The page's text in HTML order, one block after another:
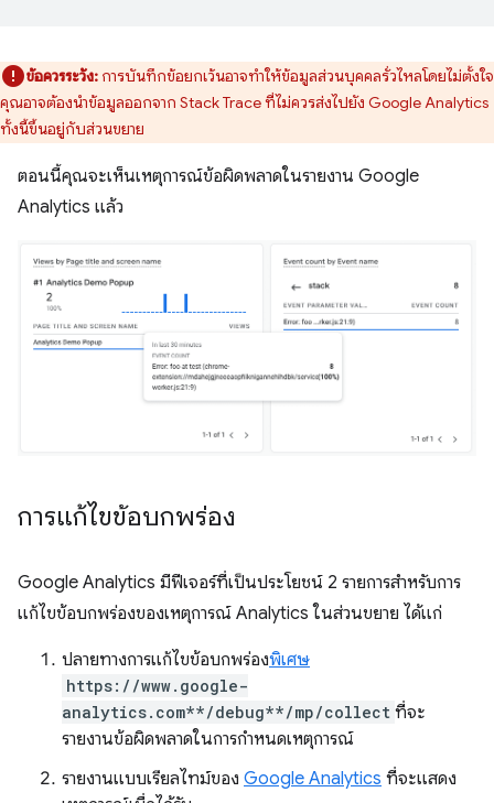
ข้อควรระวัง: การบันทึกข้อยกเว้นอาจทำให้ข้อมูลส่วนบุคคลรั่วไหลโดยไม่ตั้งใจ
คุณอาจต้องนำข้อมูลออกจาก Stack Trace ที่ไม่ควรส่งไปยัง Google Analytics
ทั้งนี้ขึ้นอยู่กับส่วนขยาย
ตอนนี้คุณจะเห็นเหตุการณ์ข้อผิดพลาดในรายงาน Google
Analytics แล้ว
การแก้ไขข้อบกพร่อง
Google Analytics มีฟีเจอร์ที่เป็นประโยชน์ 2 รายการสำหรับการ
แก้ไขข้อบกพร่องของเหตุการณ์ Analytics ในส่วนขยาย ได้แก่
ปลายทางการแก้ไขข้อบกพร่องพิเศษ
https://www.google-
analytics.com**/debug**/mp/collect ที่จะ
รายงานข้อผิดพลาดในการกำหนดเหตุการณ์
รายงานแบบเรียลไทม์ของ Google Analytics ที่จะแสดง